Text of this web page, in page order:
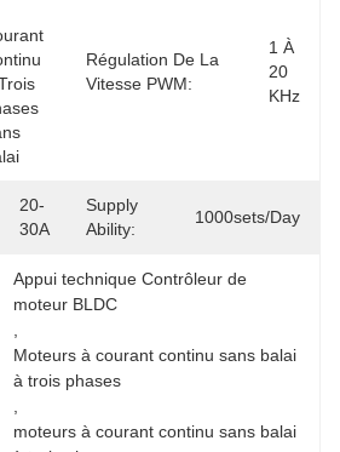
Régulation De La
Vitesse PWM:
1 À
20
KHz
20-
30A
Supply
Ability:
1000sets/day
Appui technique Contrôleur de
moteur BLDC
Moteurs à courant continu sans balai
à trois phases
moteurs à courant continu sans balai